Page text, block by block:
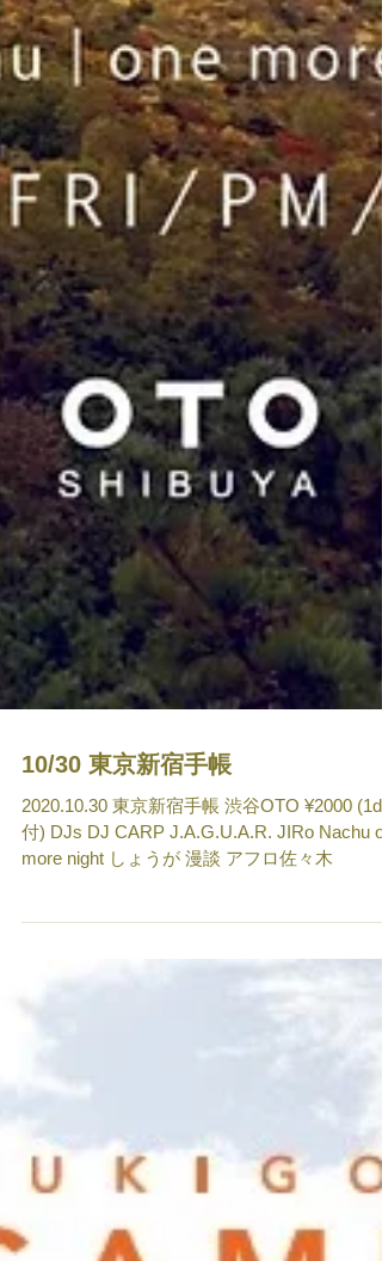
10/30 東京新宿手帳
2020.10.30 東京新宿手帳 渋谷OTO ¥2000 (1d
付) DJs DJ CARP J.A.G.U.A.R. JIRo Nachu